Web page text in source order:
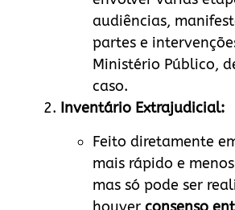
audiências,
partes e
Ministério Público,
caso.
Inventário Extrajudicial:
Feito diretamente
mais rápido e
mas só pode ser